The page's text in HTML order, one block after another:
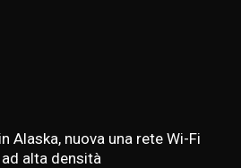
Alaska, nuova una rete Wi-Fi
alta densità